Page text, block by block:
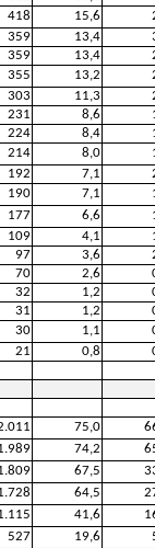
418 15,6
359 13,4
359 13,4
355 13,2
303 11,3
231 8,6
224 8,4
214 8,0
192 7,1
190 7,1
177 6,6
109 4,1
97 3,6
70 2,6
32 1,2
31 1,2
30 1,1
21 0,8
75,0
74,2
67,5
64,5
41,6
527 19,6